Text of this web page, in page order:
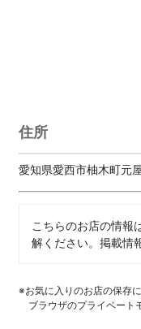
住所
愛知県愛西市柚木町元
こちらのお店の情報
解ください。掲載情
※お気に入りのお店の保存に
ブラウザのプライベート